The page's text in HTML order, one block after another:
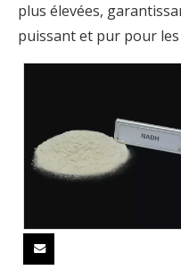
plus élevées,
puissant et pur pour